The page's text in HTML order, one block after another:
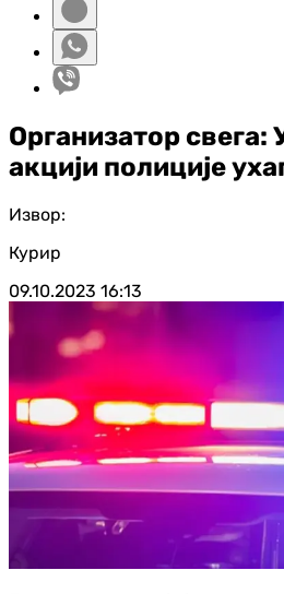
Организатор свега:
акцији полиције
Извор:
Курир
09.10.2023 16:13